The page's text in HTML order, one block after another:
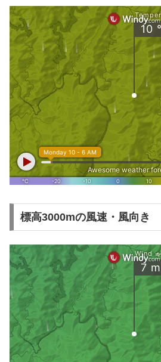
標高3000mの風速・風向き